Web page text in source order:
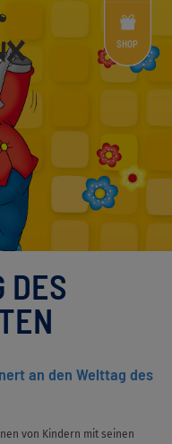
Menü
SHOP
DES
an den Welttag des
von Kindern mit seinen